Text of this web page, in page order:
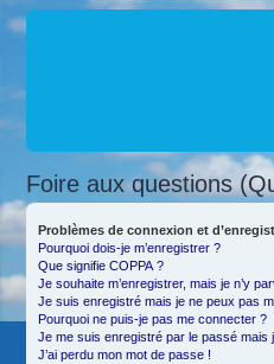
Foire aux questions
Problèmes de connexion et
Pourquoi dois-je m’enregistrer ?
Que signifie COPPA ?
Je souhaite m’enregistrer, mais je n’y
Je suis enregistré mais je ne peux pas
Pourquoi ne puis-je pas me connecter ?
Je me suis enregistré par le passé mais
J’ai perdu mon mot de passe !